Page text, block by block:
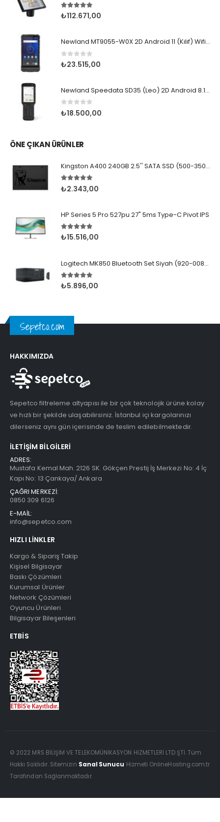
5.00 5 üzerinden
₺112.671,00
Newland MT9055-W0X 2D Android 11 (Kılıf) Wifi BT
0 5 üzerinden
₺23.515,00
Newland Speedata SD35 (Leo) 2D Android 8.1 Wifi BT
0 5 üzerinden
₺18.500,00
ÖNE ÇIKAN ÜRÜNLER
Kingston A400 240GB 2.5'' SATA SSD (500-350MB/s)
5.005 üzerinden
₺2.343,00
HP Series 5 Pro 527pu 27" 5ms Type-C Pivot IPS
5.005 üzerinden
₺15.516,00
Logitech MK850 Bluetooth Set Siyah (920-008230)
5.005 üzerinden
₺5.896,00
Sepetco.com
HAKKIMIZDA
Sepetco filtreleme altyapısı ile bir çok teknolojik ürüne kolay
ve hızlı bir şekilde ulaşabilirsiniz. İstanbul içi kargolarınızı
dilerseniz aynı gün içerisinde de teslim edilebilmektedir.
İLETIŞIM BILGILERI
ADRES:
Mustafa Kemal Mah. 2126 SK. Gökçen Prestij İş Merkezi No: 4 İç
Kapı No: 13 Çankaya/ Ankara
ÇAĞRI MERKEZİ:
0850 309 6126
E-MAİL:
info@sepetco.com
HIZLI LINKLER
Kargo & Sipariş Takip
Kişisel Bilgisayar
Baskı Çözümleri
Kurumsal Ürünler
Network Çözümleri
Oyuncu Ürünleri
Bilgisayar Bileşenleri
ETBIS
© 2022 MRS BİLİŞİM VE TELEKOMÜNİKASYON HİZMETLERİ LTD.ŞTİ. Tüm
Hakkı Saklıdır. Sitemizin Sanal Sunucu Hizmeti OnlineHosting.com.tr
Tarafından Sağlanmaktadır.